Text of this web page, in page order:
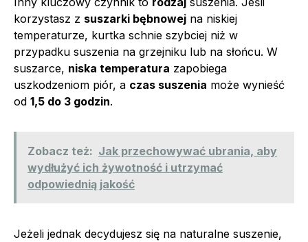
korzystasz z suszarki bębnowej na niskiej
temperaturze, kurtka schnie szybciej niż w
przypadku suszenia na grzejniku lub na słońcu. W
suszarce, niska temperatura zapobiega
uszkodzeniom piór, a czas suszenia może wynieść
od 1,5 do 3 godzin.
Zobacz też: Jak przechowywać ubrania, aby
wydłużyć ich żywotność i utrzymać
odpowiednią jakość
Jeżeli jednak decydujesz się na naturalne suszenie,